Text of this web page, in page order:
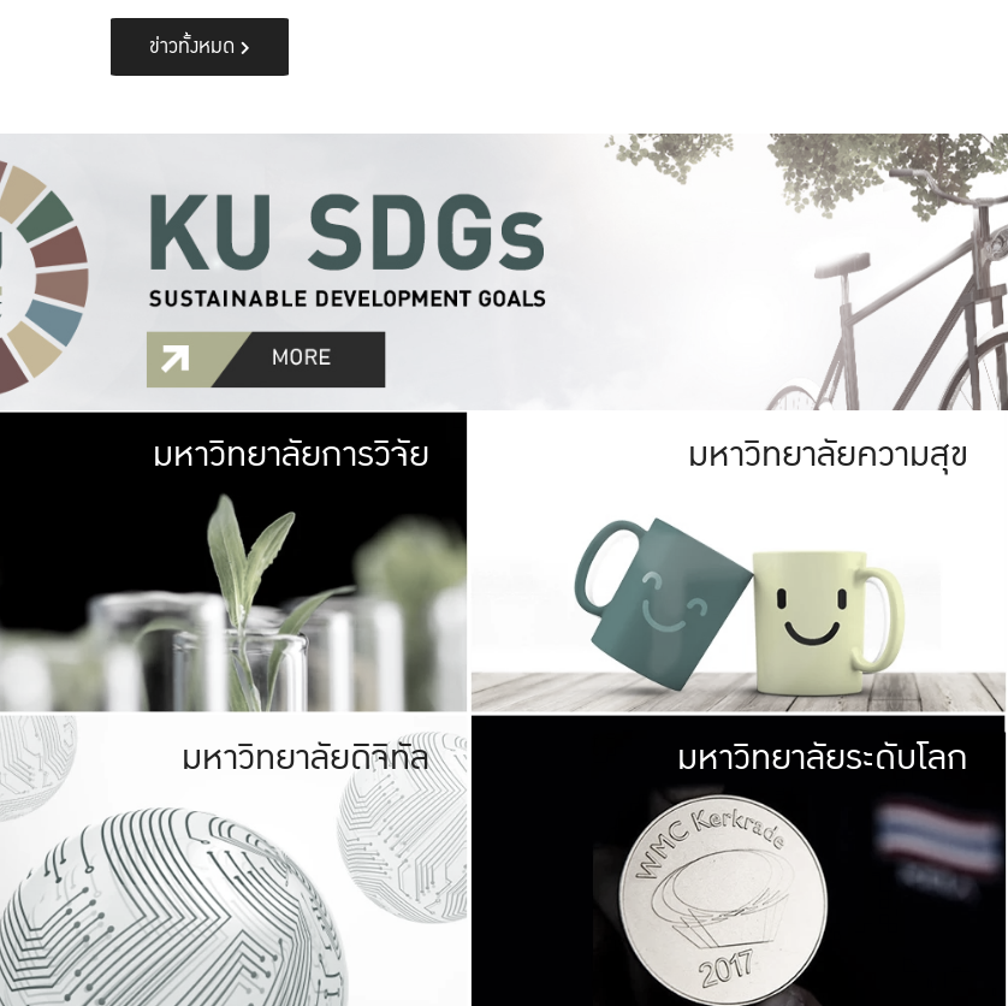
ข่าวทั้งหมด
มหาวิทยาลัย
เกษตรศาสตร์ มีพื้นที่เขียวสดใส หนาแน่น
เป็นป่าในเมือง (URBAN FOREST)
เกษตรในเมือง (URBAN AGRICULTURE)
ที่นับรวมกันได้ประมาณ 1,400 ไร่
มหาวิทยาลัยการวิจัย มหาวิทยาลัย
ให้กับประชาชน
มหาวิทยาลัยความสุข
มหาวิทยาลัยรับผิดชอบต่อสังคม
ร่วมมือกับชุมชน เพื่อความกินดีอยู่ดี
และความสุขอย่างยั่งยืน
มองปัญหาในภาพกว้าง
แก้ไขจากปัญหาจุดเล็กๆ
มหาวิทยาลัยดิจิทัล มหาวิทยา
พร้อมที่จ
และผลักดันในการใช้ระบบส
เพื่อการทำงานแ
มหาวิทยาลัยระดับโลก